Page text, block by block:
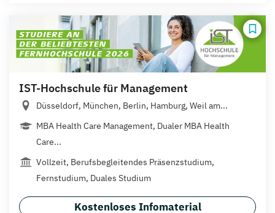
IST-Hochschule für Management
Düsseldorf, München, Berlin, Hamburg, Weil am...
MBA Health Care Management, Dualer MBA Health
Care...
Vollzeit, Berufsbegleitendes Präsenzstudium,
Fernstudium, Duales Studium
Kostenloses Infomaterial